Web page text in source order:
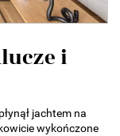
i
jachtem na
wykończone